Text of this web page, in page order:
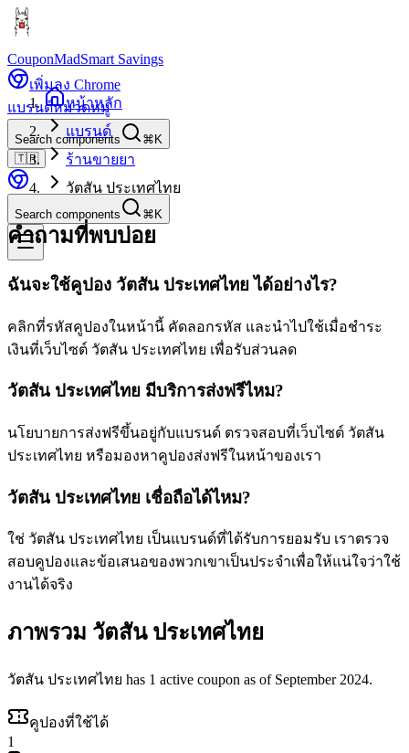
CouponMadSmart Savings
เพิ่มลง Chrome
แบรนด์หมวดหมู่
Search components
⌘K
🇹🇭
Search components ⌘K
หน้าหลัก
แบรนด์
ร้านขายยา
วัตสัน ประเทศไทย
คำถามที่พบบ่อย
ฉันจะใช้คูปอง วัตสัน ประเทศไทย ได้อย่างไร?
คลิกที่รหัสคูปองในหน้านี้ คัดลอกรหัส และนำไปใช้เมื่อชำระ
เงินที่เว็บไซต์ วัตสัน ประเทศไทย เพื่อรับส่วนลด
วัตสัน ประเทศไทย มีบริการส่งฟรีไหม?
นโยบายการส่งฟรีขึ้นอยู่กับแบรนด์ ตรวจสอบที่เว็บไซต์ วัตสัน
ประเทศไทย หรือมองหาคูปองส่งฟรีในหน้าของเรา
วัตสัน ประเทศไทย เชื่อถือได้ไหม?
ใช่ วัตสัน ประเทศไทย เป็นแบรนด์ที่ได้รับการยอมรับ เราตรวจ
สอบคูปองและข้อเสนอของพวกเขาเป็นประจำเพื่อให้แน่ใจว่าใช้
งานได้จริง
ภาพรวม วัตสัน ประเทศไทย
วัตสัน ประเทศไทย has 1 active coupon as of September 2024.
คูปองที่ใช้ได้
1